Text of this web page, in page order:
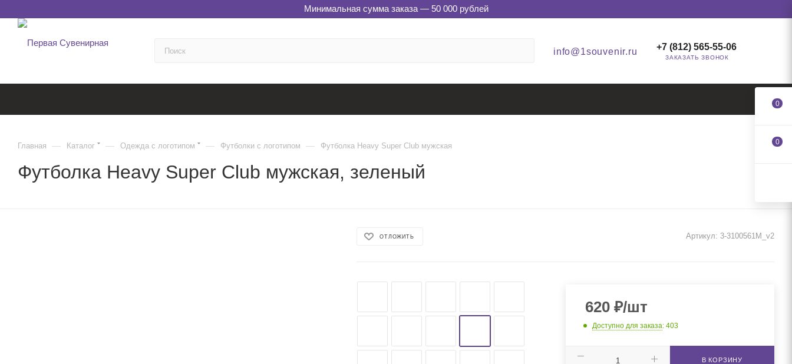
Минимальная сумма заказа — 50 000 рублей
info@1souvenir.ru +7 (812) 565-55-06
ЗАКАЗАТЬ ЗВОНОК
Главная — Каталог — Одежда с логотипом — Футболки с логотипом — Футболка Heavy Super Club мужская
Футболка Heavy Super Club мужская, зеленый
ОТЛОЖИТЬ Артикул: 3-3100561M_v2
620₽/шт
Доступно для заказа: 403
В КОРЗИНУ
0
0